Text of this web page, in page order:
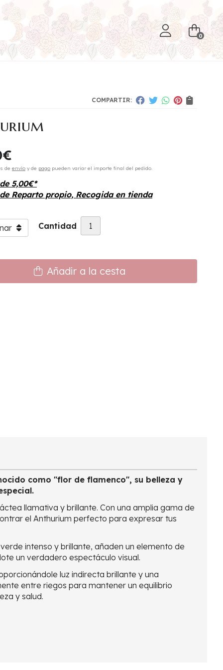
0
COMPARTIR:
€
de envío y de pago pueden variar el importe final del pedido.
5,00€*
Reparto propio, Recogida en tienda
Cantidad
Añadir a la cesta
como "flor de flamenco", su belleza y
llamativa y brillante. Con una amplia gama de
el Anthurium perfecto para expresar tus
intenso y brillante, añaden un elemento de
un verdadero espectáculo visual.
luz indirecta brillante y una
entre riegos para mantener un equilibrio
y salud.